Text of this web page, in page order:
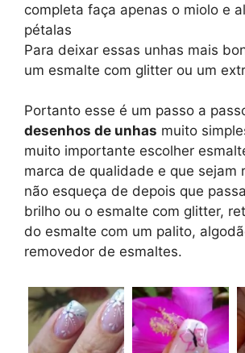
completa faça apenas o miolo e
pétalas
Para deixar essas unhas mais
um esmalte com glitter ou um
Portanto esse é um passo a
desenhos de unhas muito
muito importante escolher
marca de qualidade e que sejam
não esqueça de depois que
brilho ou o esmalte com glitter,
do esmalte com um palito,
removedor de esmaltes.